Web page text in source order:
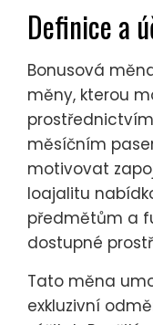
Definice a
Bonusová
měny, kterou
měsíčním
motivovat
loajalitu
předmětům a
dostupné
Tato měna
exkluzivní